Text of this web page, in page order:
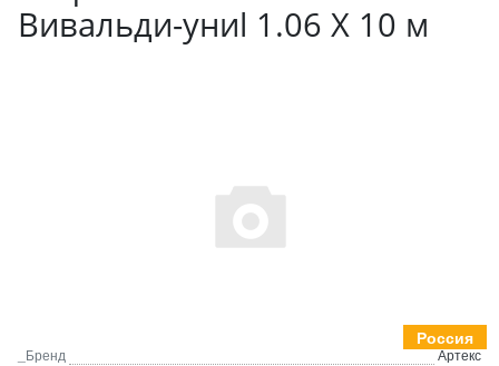
Вивальди-униl 1.06 X 10 м
Россия
_Бренд Артекс